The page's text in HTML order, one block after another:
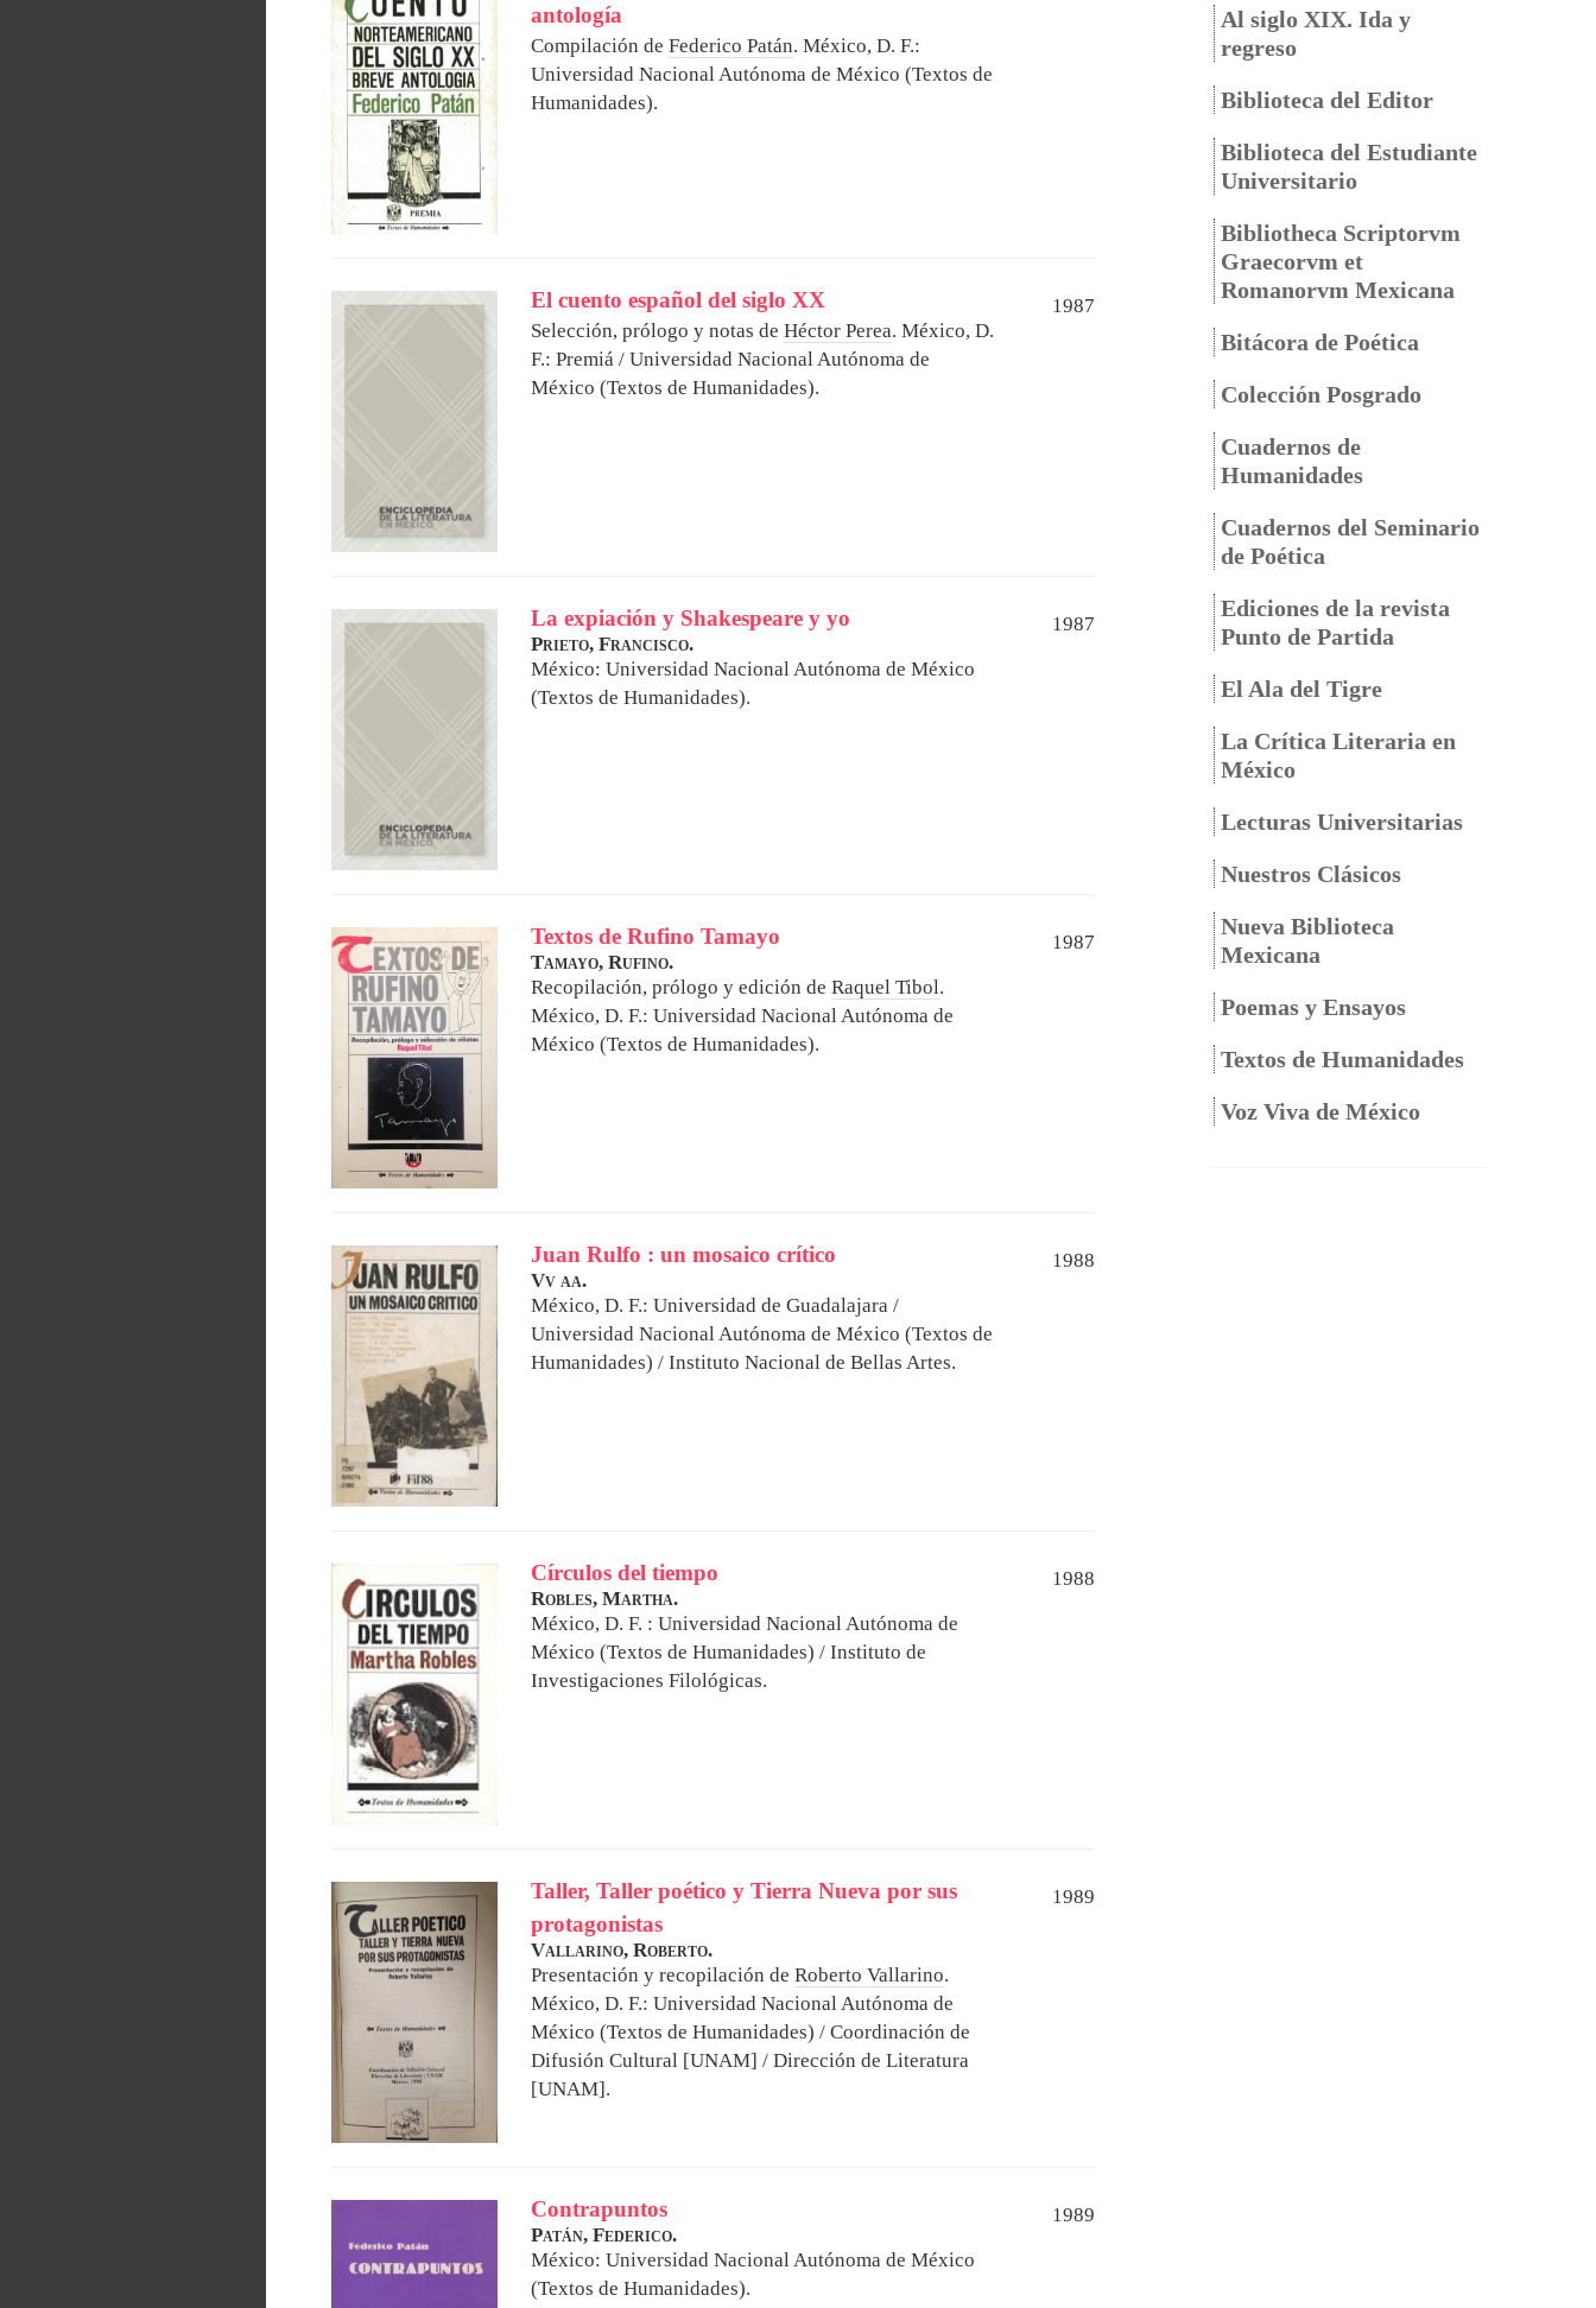
Al siglo XIX. Ida y
regreso
Biblioteca del Editor
Biblioteca del Estudiante
Universitario
Bibliotheca Scriptorvm
Graecorvm et
Romanorvm Mexicana
Bitácora de Poética
Colección Posgrado
Cuadernos de
Humanidades
Cuadernos del Seminario
de Poética
Ediciones de la revista
Punto de Partida
El Ala del Tigre
La Crítica Literaria en
México
Lecturas Universitarias
Nuestros Clásicos
Nueva Biblioteca
Mexicana
Poemas y Ensayos
Textos de Humanidades
Voz Viva de México
antología
Compilación deFederico Patán.México, D. F.:
Universidad Nacional Autónoma de México (Textos de
Humanidades).
El cuento español del siglo XX
1987
Selección, prólogo y notas deHéctor Perea.México, D.
F.: Premiá / Universidad Nacional Autónoma de
México (Textos de Humanidades).
La expiación y Shakespeare y yo
1987
Prieto, Francisco.
México: Universidad Nacional Autónoma de México
(Textos de Humanidades).
Textos de Rufino Tamayo
1987
Tamayo, Rufino.
Recopilación, prólogo y edición deRaquel Tibol.
México, D. F.: Universidad Nacional Autónoma de
México (Textos de Humanidades).
Juan Rulfo : un mosaico crítico
1988
Vv aa.
México, D. F.: Universidad de Guadalajara /
Universidad Nacional Autónoma de México (Textos de
Humanidades) / Instituto Nacional de Bellas Artes.
Círculos del tiempo
1988
Robles, Martha.
México, D. F. : Universidad Nacional Autónoma de
México (Textos de Humanidades) / Instituto de
Investigaciones Filológicas.
Taller, Taller poético y Tierra Nueva por sus
protagonistas
1989
Vallarino, Roberto.
Presentación y recopilación deRoberto Vallarino.
México, D. F.: Universidad Nacional Autónoma de
México (Textos de Humanidades) / Coordinación de
Difusión Cultural [UNAM] / Dirección de Literatura
[UNAM].
Contrapuntos
1989
Patán, Federico.
México: Universidad Nacional Autónoma de México
(Textos de Humanidades).